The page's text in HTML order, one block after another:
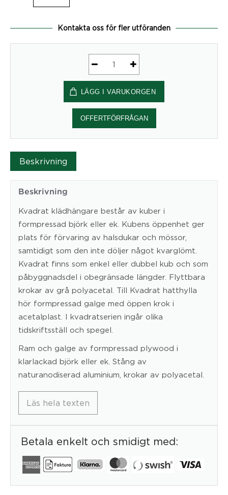
Kontakta oss för fler utföranden
Entrémöbel,
klädhängare
KVADRAT
mängd
LÄGG I VARUKORGEN
OFFERTFÖRFRÅGAN
Beskrivning
Beskrivning
Kvadrat klädhängare består av kuber i
formpressad björk eller ek. Kubens öppenhet ger
plats för förvaring av halsdukar och mössor,
samtidigt som den inte döljer något kvarglömt.
Kvadrat finns som enkel eller dubbel kub och som
påbyggnadsdel i obegränsade längder. Flyttbara
krokar av grå polyacetal. Till Kvadrat hatthylla
hör formpressad galge med öppen krok i
acetalplast. I kvadratserien ingår olika
tidskriftsställ och spegel.
Ram och galge av formpressad plywood i
klarlackad björk eller ek. Stång av
naturanodiserad aluminium, krokar av polyacetal.
Läs hela texten
Betala enkelt och smidigt med: